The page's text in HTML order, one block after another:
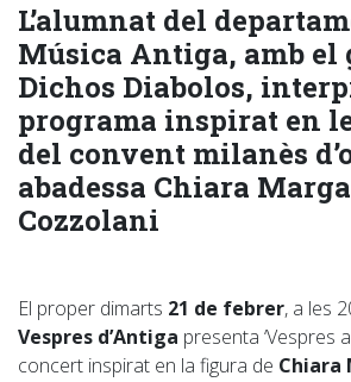
L’alumnat del
Música Antiga, amb el
Dichos Diabolos,
programa inspirat en
del convent milanès
abadessa Chiara
Cozzolani
El proper dimarts 21 de febrer, a les
Vespres d’Antiga presenta ‘Vespres
concert inspirat en la figura de Chiara